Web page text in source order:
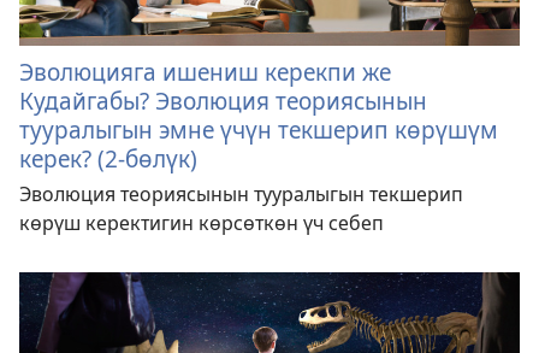
Эволюцияга ишениш керекпи же
Кудайгабы? Эволюция теориясынын
тууралыгын эмне үчүн текшерип көрүшүм
керек? (2-бөлүк)
Эволюция теориясынын тууралыгын текшерип
көрүш керектигин көрсөткөн үч себеп